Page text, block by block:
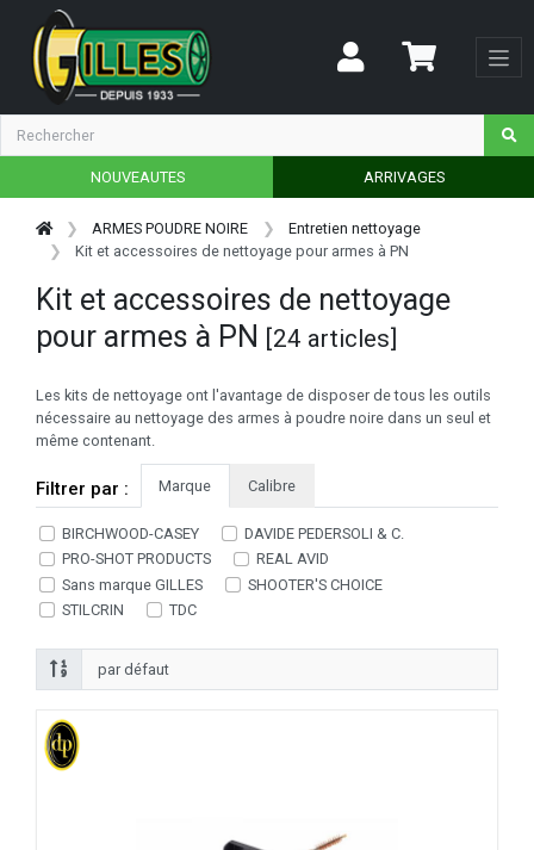
NOUVEAUTES ARRIVAGES
ARMES POUDRE NOIRE
Entretien nettoyage
Kit et accessoires de nettoyage pour armes à PN
Kit et accessoires de nettoyage
pour armes à PN [24 articles]
Les kits de nettoyage ont l'avantage de disposer de tous les outils
nécessaire au nettoyage des armes à poudre noire dans un seul et
même contenant.
Filtrer par : Marque Calibre
BIRCHWOOD-CASEY
DAVIDE PEDERSOLI & C.
PRO-SHOT PRODUCTS
REAL AVID
Sans marque GILLES
SHOOTER'S CHOICE
STILCRIN
TDC